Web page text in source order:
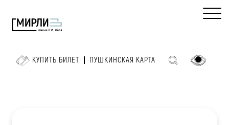
КУПИТЬ БИЛЕТ ПУШКИНСКАЯ КАРТА